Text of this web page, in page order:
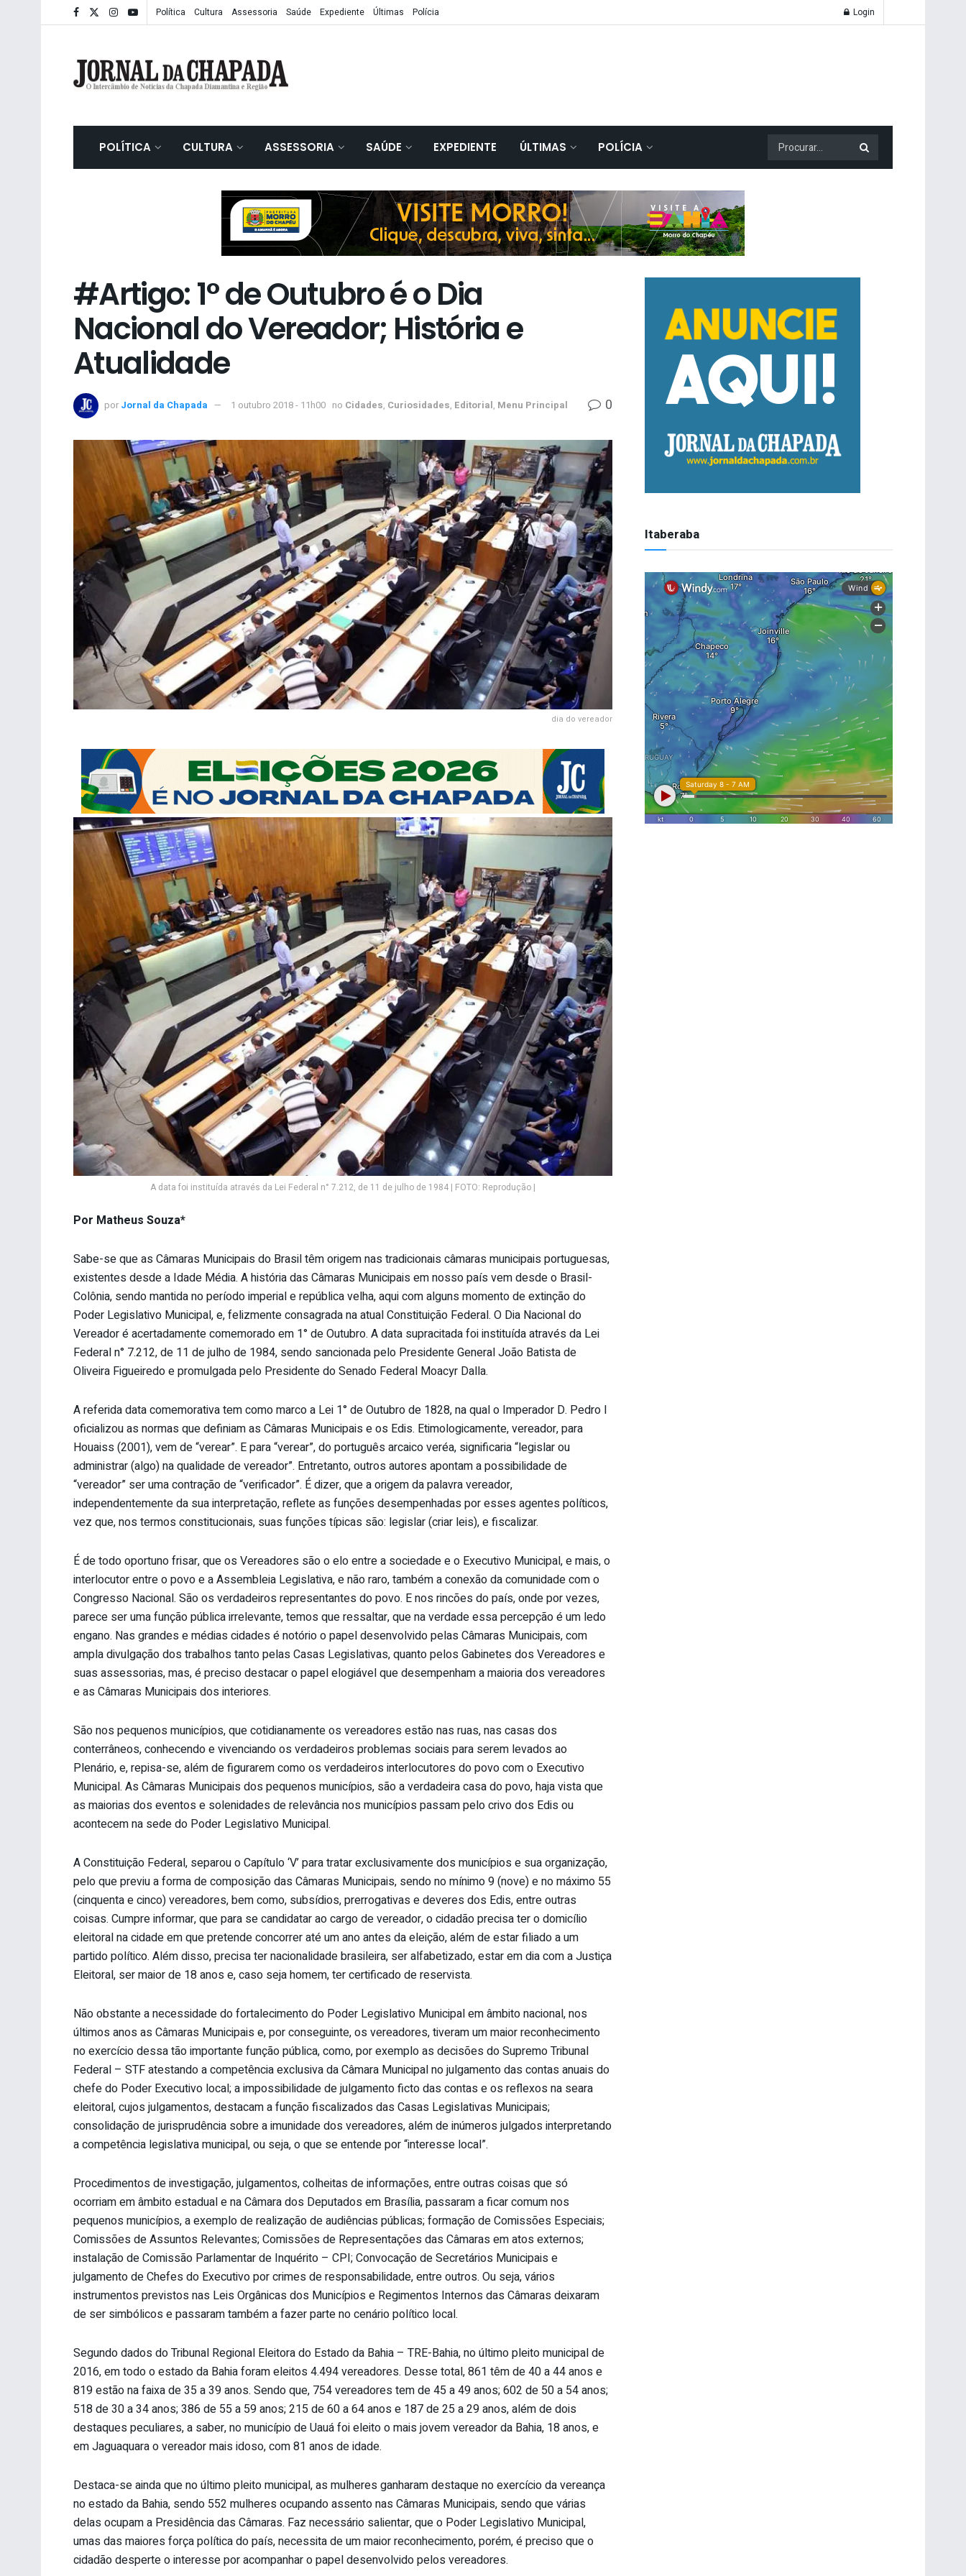
Política Cultura Assessoria Saúde Expediente Últimas Polícia Login
POLÍTICA CULTURA ASSESSORIA SAÚDE EXPEDIENTE ÚLTIMAS POLÍCIA
#Artigo: 1° de Outubro é o Dia
Nacional do Vereador; História e
Atualidade
por Jornal da Chapada 1 outubro 2018 - 11h00 no Cidades, Curiosidades, Editorial, Menu Principal 0
dia do vereador
A data foi instituída através da Lei Federal n° 7.212, de 11 de julho de 1984 | FOTO: Reprodução |
Por Matheus Souza*
Sabe-se que as Câmaras Municipais do Brasil têm origem nas tradicionais câmaras municipais portuguesas,
existentes desde a Idade Média. A história das Câmaras Municipais em nosso país vem desde o Brasil-
Colônia, sendo mantida no período imperial e república velha, aqui com alguns momento de extinção do
Poder Legislativo Municipal, e, felizmente consagrada na atual Constituição Federal. O Dia Nacional do
Vereador é acertadamente comemorado em 1° de Outubro. A data supracitada foi instituída através da Lei
Federal n° 7.212, de 11 de julho de 1984, sendo sancionada pelo Presidente General João Batista de
Oliveira Figueiredo e promulgada pelo Presidente do Senado Federal Moacyr Dalla.
A referida data comemorativa tem como marco a Lei 1° de Outubro de 1828, na qual o Imperador D. Pedro I
oficializou as normas que definiam as Câmaras Municipais e os Edis. Etimologicamente, vereador, para
Houaiss (2001), vem de “verear”. E para “verear”, do português arcaico veréa, significaria “legislar ou
administrar (algo) na qualidade de vereador”. Entretanto, outros autores apontam a possibilidade de
“vereador” ser uma contração de “verificador”. É dizer, que a origem da palavra vereador,
independentemente da sua interpretação, reflete as funções desempenhadas por esses agentes políticos,
vez que, nos termos constitucionais, suas funções típicas são: legislar (criar leis), e fiscalizar.
É de todo oportuno frisar, que os Vereadores são o elo entre a sociedade e o Executivo Municipal, e mais, o
interlocutor entre o povo e a Assembleia Legislativa, e não raro, também a conexão da comunidade com o
Congresso Nacional. São os verdadeiros representantes do povo. E nos rincões do país, onde por vezes,
parece ser uma função pública irrelevante, temos que ressaltar, que na verdade essa percepção é um ledo
engano. Nas grandes e médias cidades é notório o papel desenvolvido pelas Câmaras Municipais, com
ampla divulgação dos trabalhos tanto pelas Casas Legislativas, quanto pelos Gabinetes dos Vereadores e
suas assessorias, mas, é preciso destacar o papel elogiável que desempenham a maioria dos vereadores
e as Câmaras Municipais dos interiores.
São nos pequenos municípios, que cotidianamente os vereadores estão nas ruas, nas casas dos
conterrâneos, conhecendo e vivenciando os verdadeiros problemas sociais para serem levados ao
Plenário, e, repisa-se, além de figurarem como os verdadeiros interlocutores do povo com o Executivo
Municipal. As Câmaras Municipais dos pequenos municípios, são a verdadeira casa do povo, haja vista que
as maiorias dos eventos e solenidades de relevância nos municípios passam pelo crivo dos Edis ou
acontecem na sede do Poder Legislativo Municipal.
A Constituição Federal, separou o Capítulo ‘V’ para tratar exclusivamente dos municípios e sua organização,
pelo que previu a forma de composição das Câmaras Municipais, sendo no mínimo 9 (nove) e no máximo 55
(cinquenta e cinco) vereadores, bem como, subsídios, prerrogativas e deveres dos Edis, entre outras
coisas. Cumpre informar, que para se candidatar ao cargo de vereador, o cidadão precisa ter o domicílio
eleitoral na cidade em que pretende concorrer até um ano antes da eleição, além de estar filiado a um
partido político. Além disso, precisa ter nacionalidade brasileira, ser alfabetizado, estar em dia com a Justiça
Eleitoral, ser maior de 18 anos e, caso seja homem, ter certificado de reservista.
Não obstante a necessidade do fortalecimento do Poder Legislativo Municipal em âmbito nacional, nos
últimos anos as Câmaras Municipais e, por conseguinte, os vereadores, tiveram um maior reconhecimento
no exercício dessa tão importante função pública, como, por exemplo as decisões do Supremo Tribunal
Federal – STF atestando a competência exclusiva da Câmara Municipal no julgamento das contas anuais do
chefe do Poder Executivo local; a impossibilidade de julgamento ficto das contas e os reflexos na seara
eleitoral, cujos julgamentos, destacam a função fiscalizados das Casas Legislativas Municipais;
consolidação de jurisprudência sobre a imunidade dos vereadores, além de inúmeros julgados interpretando
a competência legislativa municipal, ou seja, o que se entende por “interesse local”.
Procedimentos de investigação, julgamentos, colheitas de informações, entre outras coisas que só
ocorriam em âmbito estadual e na Câmara dos Deputados em Brasília, passaram a ficar comum nos
pequenos municípios, a exemplo de realização de audiências públicas; formação de Comissões Especiais;
Comissões de Assuntos Relevantes; Comissões de Representações das Câmaras em atos externos;
instalação de Comissão Parlamentar de Inquérito – CPI; Convocação de Secretários Municipais e
julgamento de Chefes do Executivo por crimes de responsabilidade, entre outros. Ou seja, vários
instrumentos previstos nas Leis Orgânicas dos Municípios e Regimentos Internos das Câmaras deixaram
de ser simbólicos e passaram também a fazer parte no cenário político local.
Segundo dados do Tribunal Regional Eleitora do Estado da Bahia – TRE-Bahia, no último pleito municipal de
2016, em todo o estado da Bahia foram eleitos 4.494 vereadores. Desse total, 861 têm de 40 a 44 anos e
819 estão na faixa de 35 a 39 anos. Sendo que, 754 vereadores tem de 45 a 49 anos; 602 de 50 a 54 anos;
518 de 30 a 34 anos; 386 de 55 a 59 anos; 215 de 60 a 64 anos e 187 de 25 a 29 anos, além de dois
destaques peculiares, a saber, no município de Uauá foi eleito o mais jovem vereador da Bahia, 18 anos, e
em Jaguaquara o vereador mais idoso, com 81 anos de idade.
Destaca-se ainda que no último pleito municipal, as mulheres ganharam destaque no exercício da vereança
no estado da Bahia, sendo 552 mulheres ocupando assento nas Câmaras Municipais, sendo que várias
delas ocupam a Presidência das Câmaras. Faz necessário salientar, que o Poder Legislativo Municipal,
umas das maiores força política do país, necessita de um maior reconhecimento, porém, é preciso que o
cidadão desperte o interesse por acompanhar o papel desenvolvido pelos vereadores.
Itaberaba